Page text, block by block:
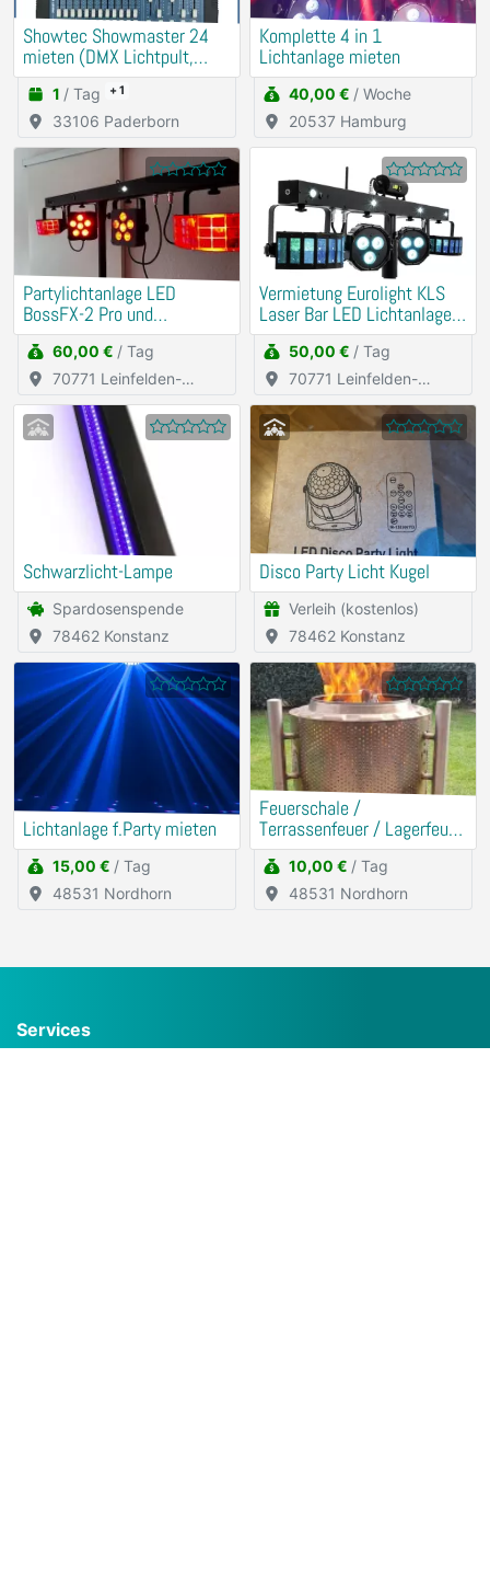
Showtec Showmaster 24
mieten (DMX Lichtpult,
Lichtanlage, Party)
1 / Tag + 1
33106 Paderborn
Komplette 4 in 1
Lichtanlage mieten
40,00 € / Woche
20537 Hamburg
Partylichtanlage LED
BossFX-2 Pro und
Nebelmaschine
60,00 € / Tag
Echterdingen
Vermietung Eurolight KLS
Laser Bar LED Lichtanlage
DJ Partylicht
50,00 € / Tag
Echterdingen
Schwarzlicht-Lampe
Spardosenspende
78462 Konstanz
Disco Party Licht Kugel
Verleih (kostenlos)
78462 Konstanz
Lichtanlage f.Party mieten
15,00 € / Tag
48531 Nordhorn
Feuerschale /
Terrassenfeuer / Lagerfeuer
mieten
10,00 € / Tag
48531 Nordhorn
Services